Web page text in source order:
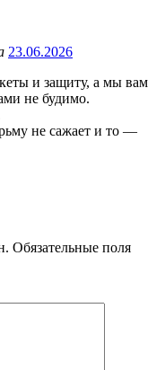
23.06.2026
и защиту, а мы вам
не будимо.
не сажает и то —
Обязательные поля